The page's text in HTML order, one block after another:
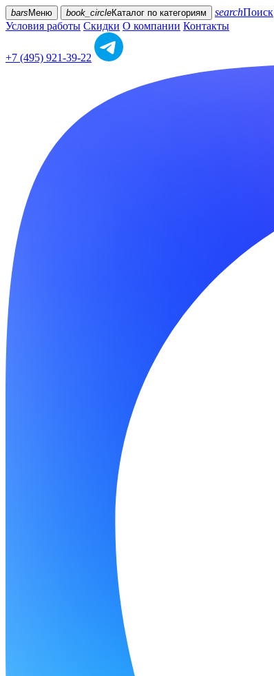
bars Меню book_circleКаталог по категориям searchПоиск
Условия работы Скидки О компании Контакты
+7 (495) 921-39-22